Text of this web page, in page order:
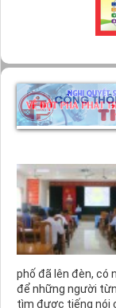
cháo canh Kính
cống hiến bắt đầu
phố đã lên đèn, có
để những người
tìm được tiếng nói